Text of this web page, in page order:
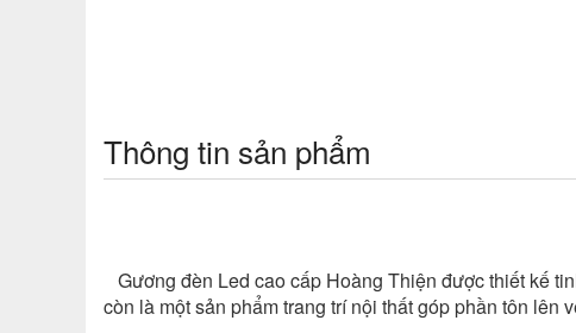
Thông tin sản phẩm
Gương đèn Led cao cấp Hoàng Thiện được thiết kế
còn là một sản phẩm trang trí nội thất góp phần tôn lên